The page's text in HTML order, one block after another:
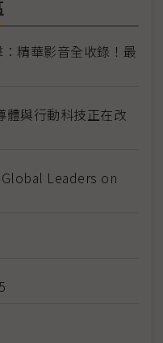
精華影音全收錄！最
體與行動科技正在改
Leaders on